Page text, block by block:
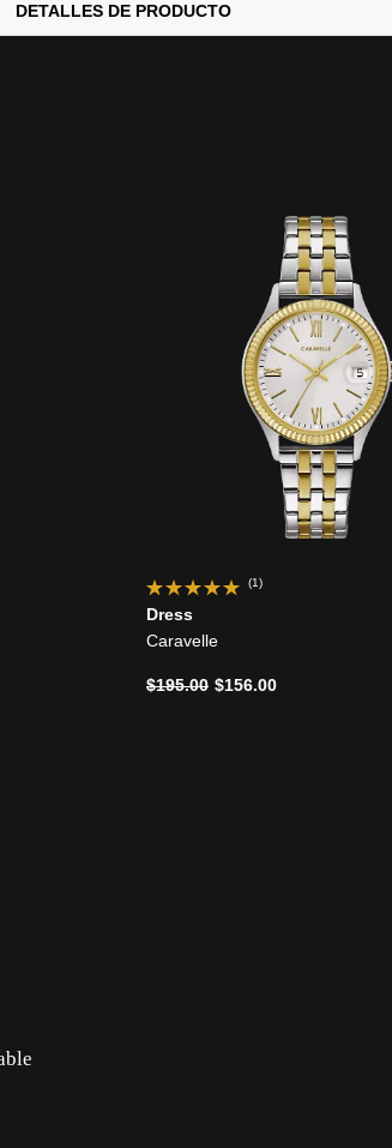
DETALLES DE PRODUCTO
(1)
Dress
Caravelle
Precio reducido de
$195.00a$156.00